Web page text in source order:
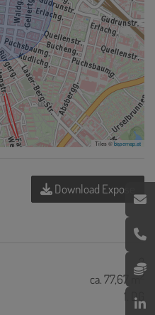
Tiles ©basemap.at
Download Expose
3
ca. 77,67 m2
1. DG